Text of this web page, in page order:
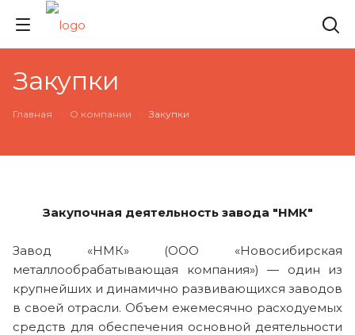
Закупки
Главная О компании Закупки
Закупочная деятельность завода "НМК"
Завод «НМК» (ООО «Новосибирская
металлообрабатывающая компания») — один из
крупнейших и динамично развивающихся заводов
в своей отрасли. Объем ежемесячно расходуемых
средств для обеспечения основной деятельности